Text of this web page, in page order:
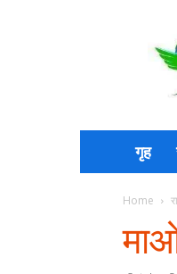
गृह
Home